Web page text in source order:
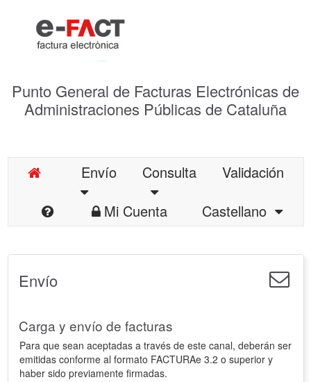
Punto General de Facturas Electrónicas de
Administraciones Públicas de Cataluña
Envío Consulta
Validación
Mi Cuenta
Castellano
Envío
Carga y envío de facturas
Para que sean aceptadas a través de este canal, deberán ser
emitidas conforme al formato FACTURAe 3.2 o superior y
haber sido previamente firmadas.